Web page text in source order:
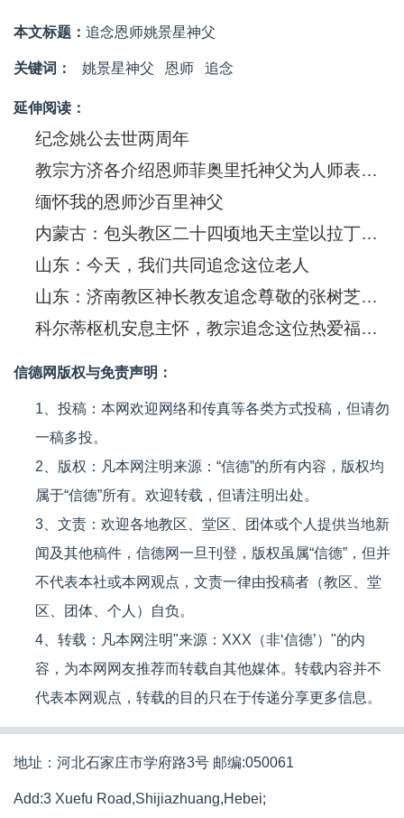
本文标题： 追念恩师姚景星神父
关键词： 姚景星神父 恩师 追念
延伸阅读：
纪念姚公去世两周年
教宗方济各介绍恩师菲奥里托神父为人师表的榜样
缅怀我的恩师沙百里神父
内蒙古：包头教区二十四顷地天主堂以拉丁文弥撒追念范路易神父
山东：今天，我们共同追念这位老人
山东：济南教区神长教友追念尊敬的张树芝老会长
科尔蒂枢机安息主怀，教宗追念这位热爱福音的神长
信德网版权与免责声明：
1、投稿：本网欢迎网络和传真等各类方式投稿，但请勿
一稿多投。
2、版权：凡本网注明来源：“信德”的所有内容，版权均
属于“信德”所有。欢迎转载，但请注明出处。
3、文责：欢迎各地教区、堂区、团体或个人提供当地新
闻及其他稿件，信德网一旦刊登，版权虽属“信德”，但并
不代表本社或本网观点，文责一律由投稿者（教区、堂
区、团体、个人）自负。
4、转载：凡本网注明"来源：XXX（非‘信德’）"的内
容，为本网网友推荐而转载自其他媒体。转载内容并不
代表本网观点，转载的目的只在于传递分享更多信息。
地址：河北石家庄市学府路3号 邮编:050061
Add:3 Xuefu Road,Shijiazhuang,Hebei;